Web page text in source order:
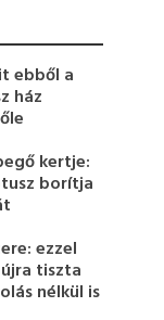
ebből a
ház
kertje:
borítja
ezzel
tiszta
nélkül is